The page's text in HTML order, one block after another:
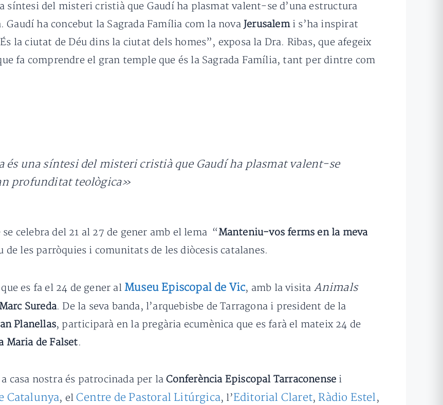
síntesi del misteri cristià que Gaudí ha plasmat valent-se d’una estructura
ha concebut la Sagrada Família com la nova Jerusalem i s’ha inspirat
la ciutat de Déu dins la ciutat dels homes”, exposa la Dra. Ribas, que afegeix
fa comprendre el gran temple que és la Sagrada Família, tant per dintre com
és una síntesi del misteri cristià que Gaudí ha plasmat valent-se
profunditat teològica»
celebra del 21 al 27 de gener amb el lema “Manteniu-vos ferms en la meva
de les parròquies i comunitats de les diòcesis catalanes.
es fa el 24 de gener al Museu Episcopal de Vic, amb la visita Animals
Sureda. De la seva banda, l’arquebisbe de Tarragona i president de la
Planellas, participarà en la pregària ecumènica que es farà el mateix 24 de
Maria de Falset.
casa nostra és patrocinada per laConferència Episcopal Tarraconense i
Catalunya, elCentre de Pastoral Litúrgica, l’Editorial Claret, Ràdio Estel,